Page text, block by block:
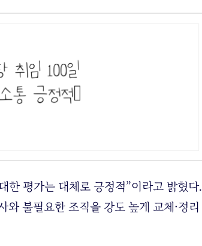
한 평가는 대체로 긍정적”이라고 밝혔다.
불필요한 조직을 강도 높게 교체·정리